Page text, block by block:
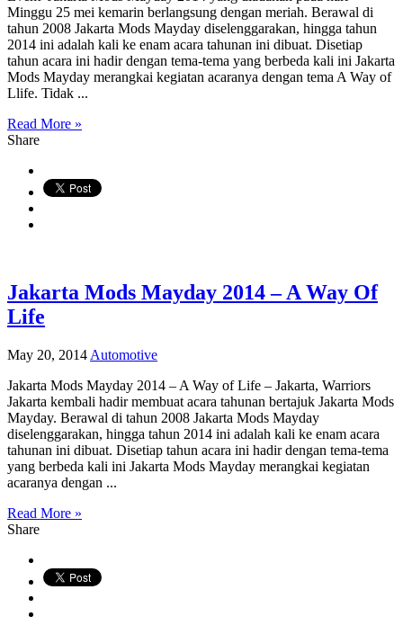
Minggu 25 mei kemarin berlangsung dengan meriah. Berawal di
tahun 2008 Jakarta Mods Mayday diselenggarakan, hingga tahun
2014 ini adalah kali ke enam acara tahunan ini dibuat. Disetiap
tahun acara ini hadir dengan tema-tema yang berbeda kali ini Jakarta
Mods Mayday merangkai kegiatan acaranya dengan tema A Way of
Llife. Tidak ...
Read More »
Share
Jakarta Mods Mayday 2014 – A Way Of
Life
May 20, 2014 Automotive
Jakarta Mods Mayday 2014 – A Way of Life – Jakarta, Warriors
Jakarta kembali hadir membuat acara tahunan bertajuk Jakarta Mods
Mayday. Berawal di tahun 2008 Jakarta Mods Mayday
diselenggarakan, hingga tahun 2014 ini adalah kali ke enam acara
tahunan ini dibuat. Disetiap tahun acara ini hadir dengan tema-tema
yang berbeda kali ini Jakarta Mods Mayday merangkai kegiatan
acaranya dengan ...
Read More »
Share